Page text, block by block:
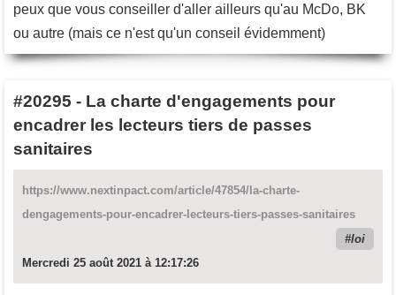
peux que vous conseiller d'aller ailleurs qu'au McDo, BK
ou autre (mais ce n'est qu'un conseil évidemment)
#20295 - La charte d'engagements pour
encadrer les lecteurs tiers de passes
sanitaires
https://www.nextinpact.com/article/47854/la-charte-
dengagements-pour-encadrer-lecteurs-tiers-passes-sanitaires
loi
Mercredi 25 août 2021 à 12:17:26